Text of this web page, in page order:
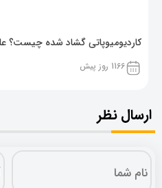
کاردیومیوپاتی گشاد شده چیست؟
1166 روز پیش
ارسال نظر